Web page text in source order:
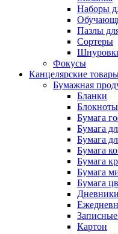
Наборы
Пазлы
Сортеры
Фокусы
Канцелярские
Бумажная
Бланки
Блокноты
Бумага
Бумага
Бумага
Бумага
Бумага
Бумага
Бумага
Дневники
Картон